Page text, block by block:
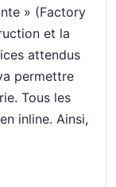
» (Factory
et la
attendus
permettre
Tous les
inline. Ainsi,